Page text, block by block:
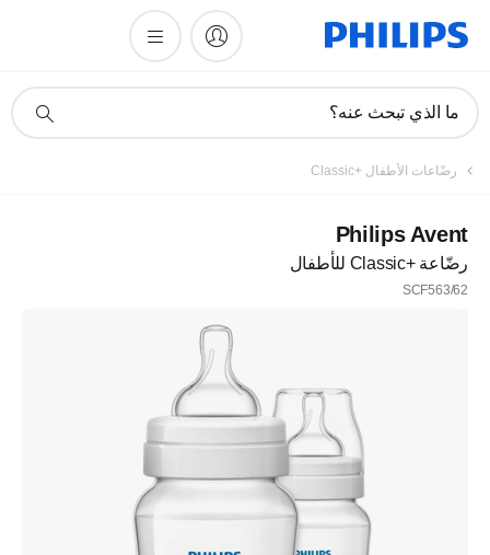
دعم
ما الذي تبحث عنه؟
رضّاعات الأطفال Classic+‎
Philips Avent
رضّاعة Classic+‎ للأطفال
SCF563/62